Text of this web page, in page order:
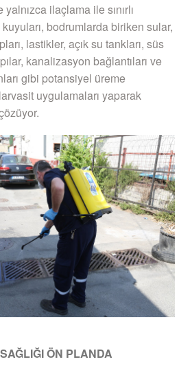
ilaçlama ile sınırlı
bodrumlarda biriken sular,
lastikler, açık su tankları, süs
kanalizasyon bağlantıları ve
gibi potansiyel üreme
uygulamaları yaparak
ÖN PLANDA